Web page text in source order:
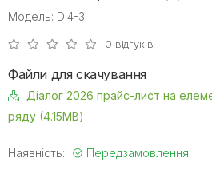
Модель: DI4-3
0 відгуків
Файли для скачування
Діалог 2026 прайс-лист на
ряду (4.15MB)
Наявність: Передзамовлення